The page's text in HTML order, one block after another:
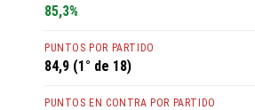
85,3%
PUNTOS POR PARTIDO
84,9 (1° de 18)
PUNTOS EN CONTRA POR PARTIDO